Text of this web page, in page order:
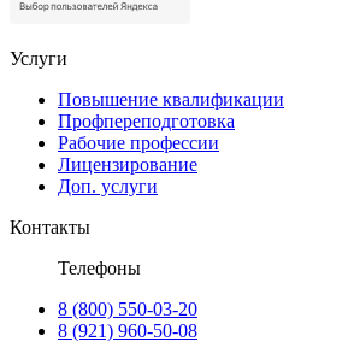
Услуги
Повышение квалификации
Профпереподготовка
Рабочие профессии
Лицензирование
Доп. услуги
Контакты
Телефоны
8 (800) 550-03-20
8 (921) 960-50-08